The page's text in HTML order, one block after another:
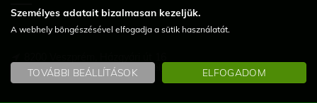
Greenman Kft.
(Figyelem! Telephelyünk nem üzlet, a helyszínen vásárlásra nincs lehetőség)
Személyes adatait bizalmasan kezeljük.
A webhely böngészésével elfogadja a sütik használatát.
TOVÁBBI BEÁLLÍTÁSOK ELFOGADOM